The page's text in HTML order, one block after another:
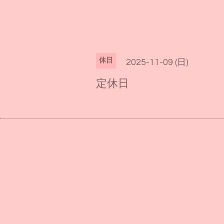
休日 2025-11-09 (日)
定休日